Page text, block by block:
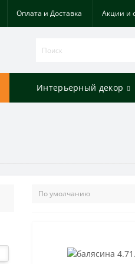
Оплата и Доставка Акции и
Интерьерный декор